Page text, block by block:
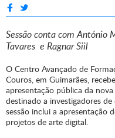
Sessão conta com António
Tavares e Ragnar Siil
O Centro Avançado de
Couros, em Guimarães,
apresentação pública da
destinado a investigadores
sessão inclui a apresentação
projetos de arte digital.